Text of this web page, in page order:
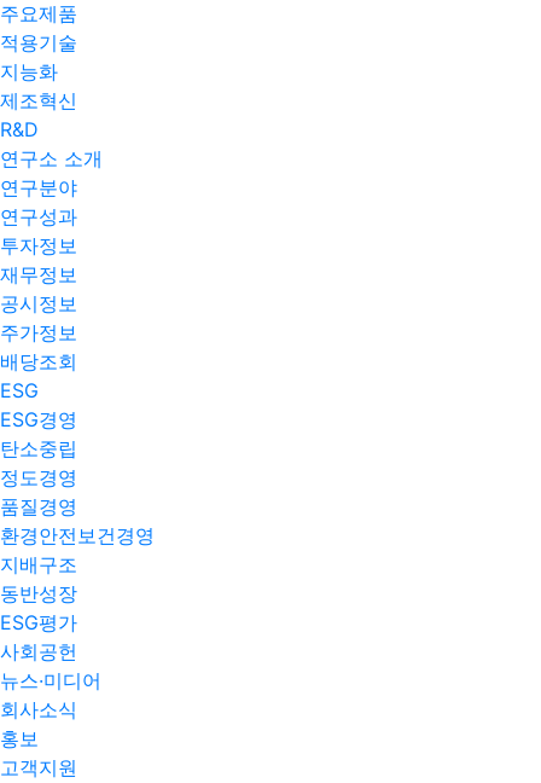
주요제품​
적용기술
지능화
제조혁신
R&D
연구소 소개
연구분야
연구성과
투자정보
재무정보
공시정보
주가정보
배당조회
ESG
ESG경영
탄소중립
정도경영
품질경영
환경안전보건경영
지배구조
동반성장
ESG평가
사회공헌
뉴스·미디어
회사소식
홍보
고객지원